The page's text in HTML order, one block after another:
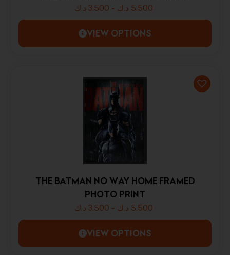
3.500 د.ك - 5.500 د.ك
VIEW OPTIONS
THE BATMAN NO WAY HOME FRAMED
PHOTO PRINT
3.500 د.ك - 5.500 د.ك
VIEW OPTIONS